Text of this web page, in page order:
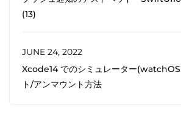
(13)
JUNE 24, 2022
Xcode14 でのシミュレーター
ト/アンマウント方法